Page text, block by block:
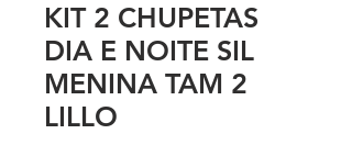
KIT 2 CHUPETAS
DIA E NOITE SIL
MENINA TAM 2
LILLO